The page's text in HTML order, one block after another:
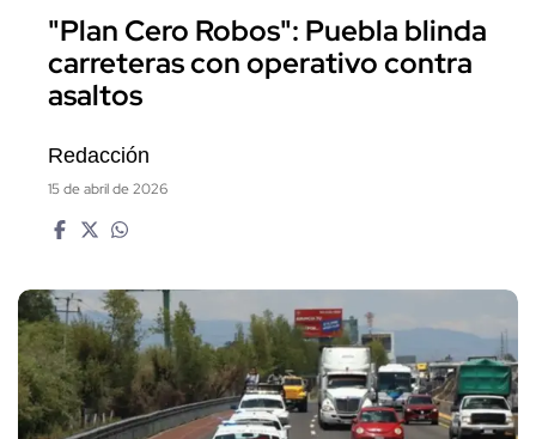
"Plan Cero Robos": Puebla blinda
carreteras con operativo contra
asaltos
Redacción
15 de abril de 2026